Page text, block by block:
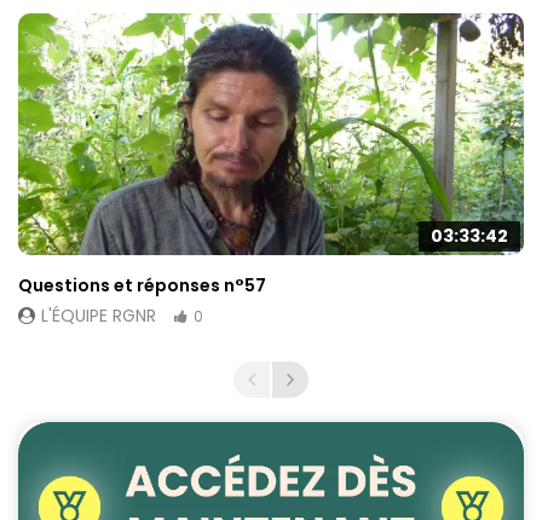
03:33:42
Questions et réponses n°57
L'ÉQUIPE RGNR
0